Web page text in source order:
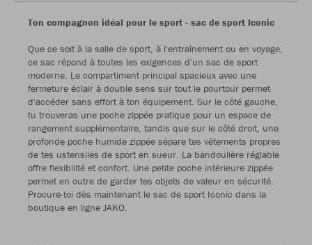
Ton compagnon idéal pour le sport - sac de sport Iconic
Que ce soit à la salle de sport, à l'entraînement ou en voyage,
ce sac répond à toutes les exigences d'un sac de sport
moderne. Le compartiment principal spacieux avec une
fermeture éclair à double sens sur tout le pourtour permet
d'accéder sans effort à ton équipement. Sur le côté gauche,
tu trouveras une poche zippée pratique pour un espace de
rangement supplémentaire, tandis que sur le côté droit, une
profonde poche humide zippée sépare tes vêtements propres
de tes ustensiles de sport en sueur. La bandoulière réglable
offre flexibilité et confort. Une petite poche intérieure zippée
permet en outre de garder tes objets de valeur en sécurité.
Procure-toi dès maintenant le sac de sport Iconic dans la
boutique en ligne JAKO.